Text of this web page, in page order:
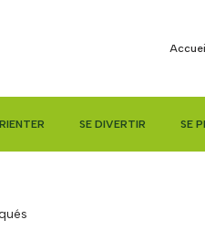
Accueil
SE DIVERTIR SE